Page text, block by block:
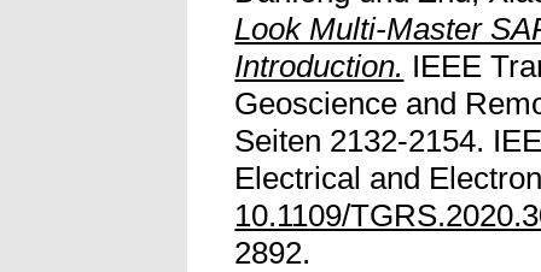
Look Multi-Master
Introduction. IEEE
Geoscience and
Seiten 2132-2154.
Electrical and
10.1109/
2892.